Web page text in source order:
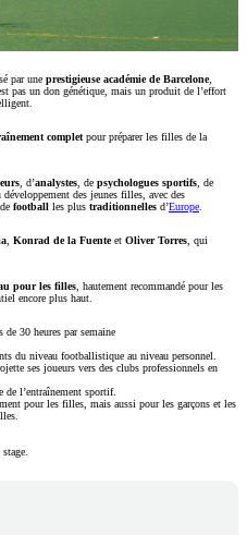
par une prestigieuse académie de Barcelone,
pas un don génétique, mais un produit de l’effort
completpour préparer les filles de la
, d’analystes, de psychologues sportifs, de
des jeunes filles, avec des
football les plus traditionnelles d’Europe.
, Konrad de la Fuenteet Oliver Torres, qui
pour les filles, hautement recommandé pour les
encore plus haut.
30 heures par semaine
du niveau footballistique au niveau personnel.
ses joueurs vers des clubs professionnels en
de l’entraînement sportif.
pour les filles, mais aussi pour les garçons et les